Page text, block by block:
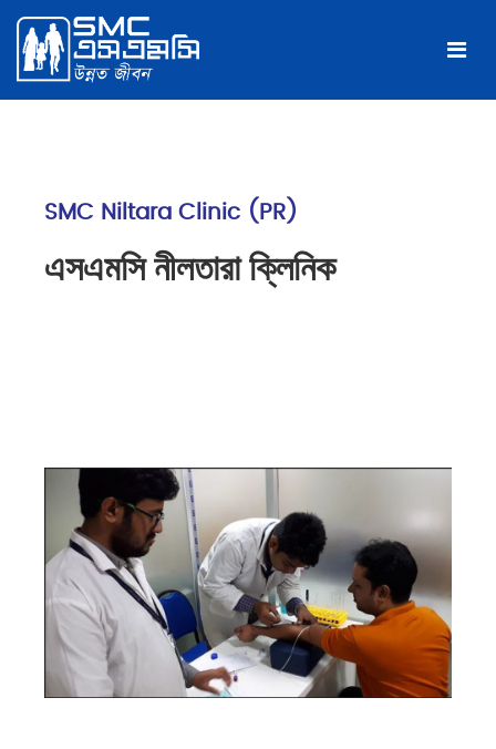
SMC Niltara Clinic (PR)
এসএমসি নীলতারা ক্লিনিক